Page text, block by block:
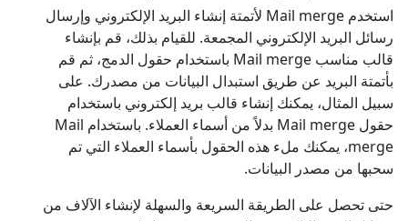
استخدم Mail merge لأتمتة إنشاء البريد الإلكتروني وإرسال
رسائل البريد الإلكتروني المجمعة. للقيام بذلك، قم بإنشاء
قالب مناسب Mail merge باستخدام حقول الدمج، ثم قم
بأتمتة البريد عن طريق استبدال البيانات من مصدرك. على
سبيل المثال، يمكنك إنشاء قالب بريد إلكتروني باستخدام
حقول Mail merge بدلاً من أسماء العملاء. باستخدام Mail
merge، يمكنك ملء هذه الحقول بأسماء العملاء التي تم
سحبها من مصدر البيانات.
حتى تحصل على الطريقة السريعة والسهلة لإنشاء الآلاف من